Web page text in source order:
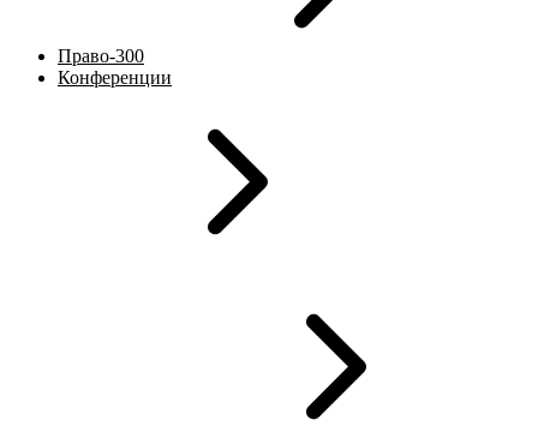
Право-300
Конференции